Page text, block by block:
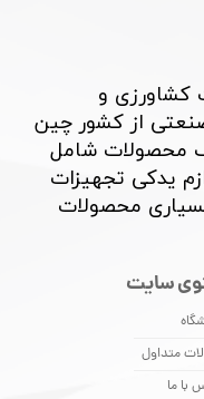
کشاورزی و
از کشور چین
محصولات شامل
یدکی تجهیزات
بسیاری محصولات
سایت
متداول
با ما